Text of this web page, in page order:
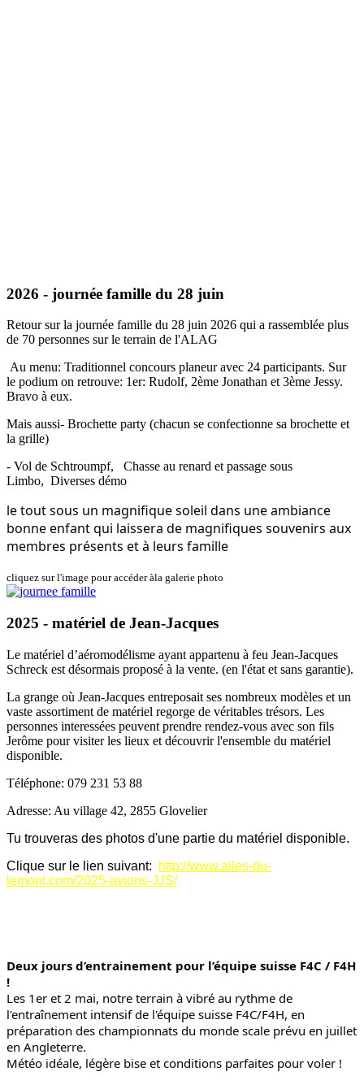
2026 - journée famille du 28 juin
Retour sur la journée famille du 28 juin 2026 qui a rassemblée plus
de 70 personnes sur le terrain de l'ALAG
Au menu: Traditionnel concours planeur avec 24 participants. Sur
le podium on retrouve: 1er: Rudolf, 2ème Jonathan et 3ème Jessy.
Bravo à eux.
Mais aussi- Brochette party (chacun se confectionne sa brochette et
la grille)
- Vol de Schtroumpf, Chasse au renard et passage sous
Limbo, Diverses démo
le tout sous un magnifique soleil dans une ambiance
bonne enfant qui laissera de magnifiques souvenirs aux
membres présents et à leurs famille
cliquez sur l'image pour accéder àla galerie photo
2025 - matériel de Jean-Jacques
Le matériel d’aéromodélisme ayant appartenu à feu Jean-Jacques
Schreck est désormais proposé à la vente. (en l'état et sans garantie).
La grange où Jean-Jacques entreposait ses nombreux modèles et un
vaste assortiment de matériel regorge de véritables trésors. Les
personnes interessées peuvent prendre rendez-vous avec son fils
Jerôme pour visiter les lieux et découvrir l'ensemble du matériel
disponible.
Téléphone: 079 231 53 88
Adresse: Au village 42, 2855 Glovelier
Tu trouveras des photos d'une partie du matériel disponible.
Clique sur le lien suivant:
http://www.ailes-du-
lemont.com/2025-avions-JJS/
Deux jours d’entrainement pour l’équipe suisse F4C / F4H
!
Les 1er et 2 mai, notre terrain à vibré au rythme de
l'entraînement intensif de l'équipe suisse F4C/F4H, en
préparation des championnats du monde scale prévu en juillet
en Angleterre.
Météo idéale, légère bise et conditions parfaites pour voler !